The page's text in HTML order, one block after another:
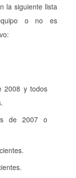
la siguiente lista
o no es
2008 y todos
de 2007 o